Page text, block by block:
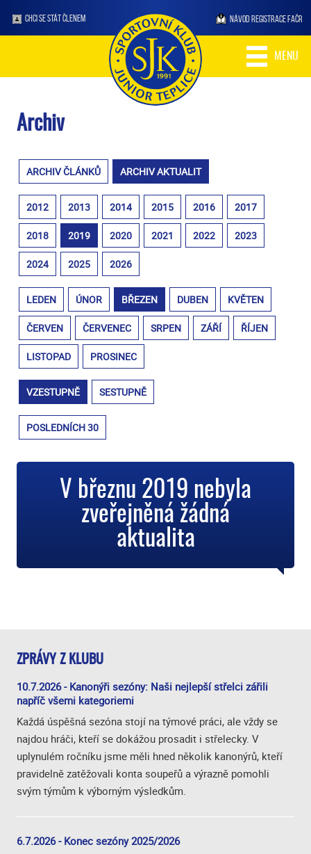
CHCI SE STÁT ČLENEM NÁVOD REGISTRACE FAČR
MENU
Archiv
ARCHIV ČLÁNKŮ ARCHIV AKTUALIT
2012 2013 2014 2015 2016 2017
2018 2019 2020 2021 2022 2023
2024 2025 2026
LEDEN ÚNOR BŘEZEN DUBEN KVĚTEN
ČERVEN ČERVENEC SRPEN ZÁŘÍ ŘÍJEN
LISTOPAD PROSINEC
VZESTUPNĚ SESTUPNĚ
POSLEDNÍCH 30
V březnu 2019 nebyla
zveřejněná žádná
aktualita
ZPRÁVY Z KLUBU
10.7.2026 - Kanonýři sezóny: Naši nejlepší střelci zářili
napříč všemi kategoriemi
Každá úspěšná sezóna stojí na týmové práci, ale vždy se
najdou hráči, kteří se dokážou prosadit i střelecky. V
uplynulém ročníku jsme měli hned několik kanonýrů, kteří
pravidelně zatěžovali konta soupeřů a výrazně pomohli
svým týmům k výborným výsledkům.
6.7.2026 - Konec sezóny 2025/2026